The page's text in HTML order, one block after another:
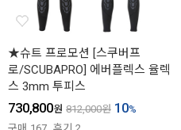
★슈트 프로모션 [스쿠버프
로/SCUBAPRO] 에버플렉스 율렉
스 3mm 투피스
730,800원 812,000원 10%